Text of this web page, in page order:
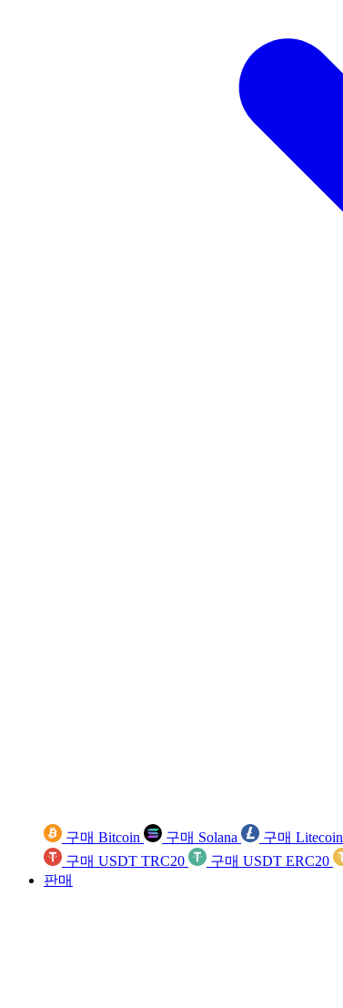
구매 Bitcoin 구매 Solana 구매 Litecoin
구매 USDT TRC20
구매 USDT ERC20
판매